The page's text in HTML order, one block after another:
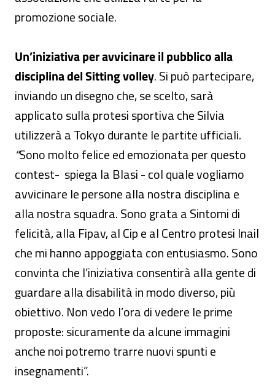
promozione sociale.
Un’iniziativa per avvicinare il pubblico alla
disciplina del Sitting volley. Si può partecipare,
inviando un disegno che, se scelto, sarà
applicato sulla protesi sportiva che Silvia
utilizzerà a Tokyo durante le partite ufficiali.
“Sono molto felice ed emozionata per questo
contest- spiega la Blasi - col quale vogliamo
avvicinare le persone alla nostra disciplina e
alla nostra squadra. Sono grata a Sintomi di
felicità, alla Fipav, al Cip e al Centro protesi Inail
che mi hanno appoggiata con entusiasmo. Sono
convinta che l’iniziativa consentirà alla gente di
guardare alla disabilità in modo diverso, più
obiettivo. Non vedo l’ora di vedere le prime
proposte: sicuramente da alcune immagini
anche noi potremo trarre nuovi spunti e
insegnamenti”.